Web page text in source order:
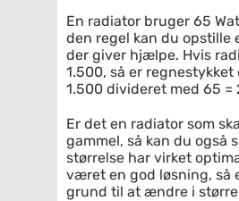
En radiator bruger 65
den regel kan du opstille
der giver hjælpe. Hvis
1.500, så er regnestykket
1.500 divideret med 65 =
Er det en radiator som
gammel, så kan du også
størrelse har virket
været en god løsning, så
grund til at ændre i